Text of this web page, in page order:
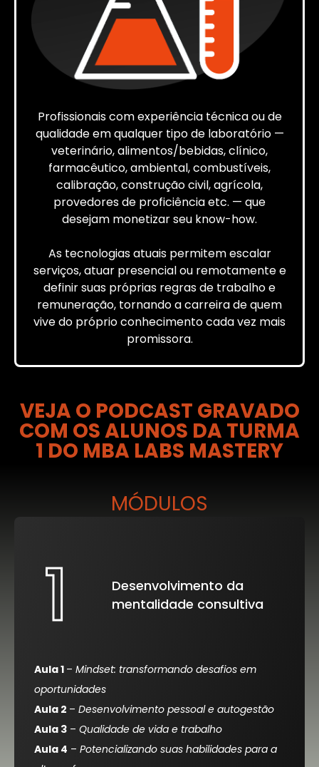
Profissionais com experiência técnica ou de
qualidade em qualquer tipo de laboratório —
veterinário, alimentos/bebidas, clínico,
farmacêutico, ambiental, combustíveis,
calibração, construção civil, agrícola,
provedores de proficiência etc. — que
desejam monetizar seu know-how.
As tecnologias atuais permitem escalar
serviços, atuar presencial ou remotamente e
definir suas próprias regras de trabalho e
remuneração, tornando a carreira de quem
vive do próprio conhecimento cada vez mais
promissora.
VEJA O PODCAST GRAVADO
COM OS ALUNOS DA TURMA
1 DO MBA LABS MASTERY
MÓDULOS
1
Desenvolvimento da
mentalidade consultiva
Aula 1 – Mindset: transformando desafios em
oportunidades
Aula 2 – Desenvolvimento pessoal e autogestão
Aula 3 – Qualidade de vida e trabalho
Aula 4 – Potencializando suas habilidades para a